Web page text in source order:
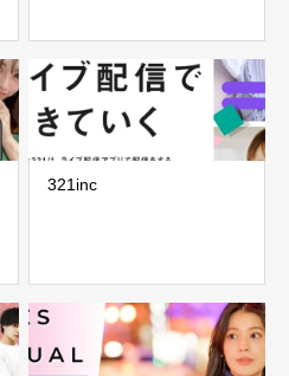
321inc